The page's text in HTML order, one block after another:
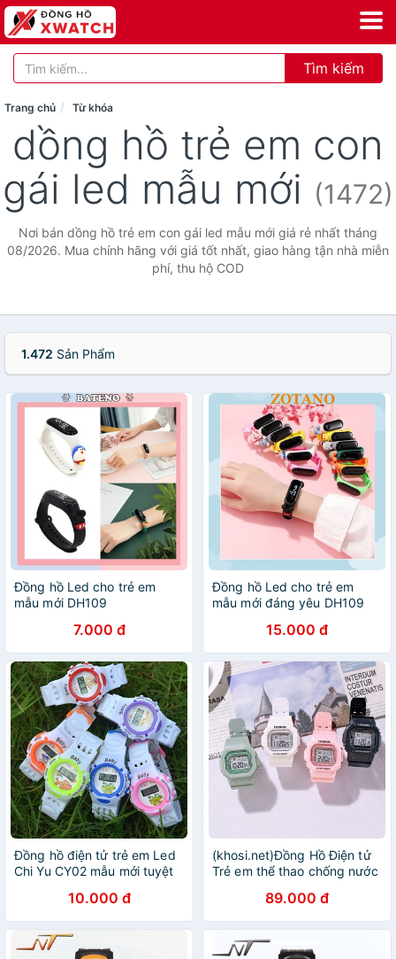
Tìm kiếm
Trang chủ Từ khóa
dồng hồ trẻ em con
gái led mẫu mới (1472)
Nơi bán dồng hồ trẻ em con gái led mẫu mới giá rẻ nhất tháng
08/2026. Mua chính hãng với giá tốt nhất, giao hàng tận nhà miễn
phí, thu hộ COD
1.472 Sản Phẩm
Đồng hồ Led cho trẻ em
mẫu mới DH109
7.000 đ
Đồng hồ Led cho trẻ em
mẫu mới đáng yêu DH109
15.000 đ
Đồng hồ điện tử trẻ em Led
Chi Yu CY02 mẫu mới tuyệt
10.000 đ
(khosi.net)Đồng Hồ Điện tử
Trẻ em thể thao chống nước
Mẫu mới 202189.000 đ